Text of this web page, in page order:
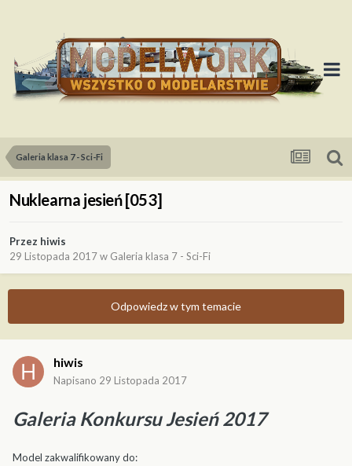
Galeria klasa 7 - Sci-Fi
Nuklearna jesień [053]
Przez hiwis
29 Listopada 2017w Galeria klasa 7 - Sci-Fi
Odpowiedz w tym temacie
hiwis
Napisano 29 Listopada 2017
Galeria Konkursu Jesień 2017
Model zakwalifikowany do: